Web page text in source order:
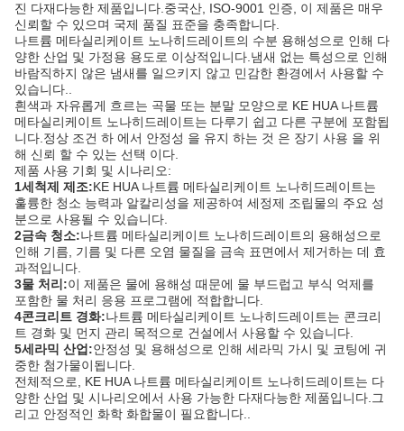
진 다재다능한 제품입니다.중국산, ISO-9001 인증, 이 제품은 매우
신뢰할 수 있으며 국제 품질 표준을 충족합니다.
나트륨 메타실리케이트 노나히드레이트의 수분 용해성으로 인해 다
양한 산업 및 가정용 용도로 이상적입니다.냄새 없는 특성으로 인해
바람직하지 않은 냄새를 일으키지 않고 민감한 환경에서 사용할 수
있습니다..
흰색과 자유롭게 흐르는 곡물 또는 분말 모양으로 KE HUA 나트륨
메타실리케이트 노나히드레이트는 다루기 쉽고 다른 구분에 포함됩
니다.정상 조건 하 에서 안정성 을 유지 하는 것 은 장기 사용 을 위
해 신뢰 할 수 있는 선택 이다.
제품 사용 기회 및 시나리오:
1세척제 제조:KE HUA 나트륨 메타실리케이트 노나히드레이트는
훌륭한 청소 능력과 알칼리성을 제공하여 세정제 조립물의 주요 성
분으로 사용될 수 있습니다.
2금속 청소:나트륨 메타실리케이트 노나히드레이트의 용해성으로
인해 기름, 기름 및 다른 오염 물질을 금속 표면에서 제거하는 데 효
과적입니다.
3물 처리:이 제품은 물에 용해성 때문에 물 부드럽고 부식 억제를
포함한 물 처리 응용 프로그램에 적합합니다.
4콘크리트 경화:나트륨 메타실리케이트 노나히드레이트는 콘크리
트 경화 및 먼지 관리 목적으로 건설에서 사용할 수 있습니다.
5세라믹 산업:안정성 및 용해성으로 인해 세라믹 가시 및 코팅에 귀
중한 첨가물이됩니다.
전체적으로, KE HUA 나트륨 메타실리케이트 노나히드레이트는 다
양한 산업 및 시나리오에서 사용 가능한 다재다능한 제품입니다.그
리고 안정적인 화학 화합물이 필요합니다..